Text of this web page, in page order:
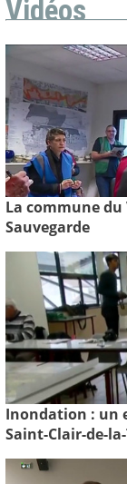
Vidéos
La commune
Sauvegarde
Inondation : un
Saint-Clair-de-